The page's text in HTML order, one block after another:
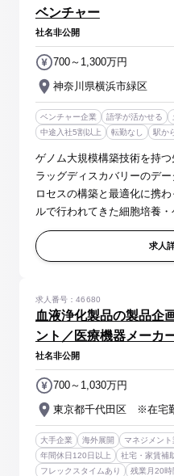
ベンチャー
社名非公開
神奈川県横浜市緑区
700～1,300万円
ベンチャー企業 語学が活かせる
中途入社5割以上
転勤なし 駅か
ゲノム大規模構築技術を持
ラッグディスカバリーのデ
ロセスの構築と最適化に携
ルで行われてきた細胞培養
トメーションセルカルチャ
化）・リキッドハンドリン
求人
血液浄化製品の製品企
ント／医療機器メーカ
求人番号：46680
社名非公開
東京都千代田区 ※在宅
700～1,030万円
大手企業 海外展開 マネジメント
年間休日120日以上
社宅・家賃補
フレックスタイムあり
残業月20時